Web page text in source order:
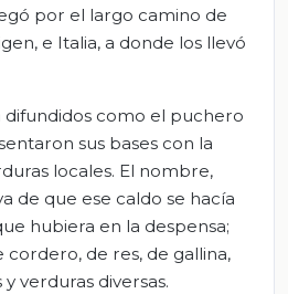
por el largo camino de
e Italia, a donde los llevó
difundidos como el puchero
sus bases con la
locales. El nombre,
de que ese caldo se hacía
hubiera en la despensa;
de res, de gallina,
verduras diversas.